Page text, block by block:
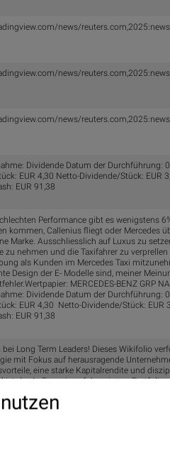
news/
news/
news/
Dividende Datum der Durchführung:
EUR 4,30 Netto-Dividende/Stück: EUR
EUR 91,38
Performance gibt es wenigstens
kommen, Callenius fliegt oder Mercedes
Marke. Ausschliesslich auf Luxus zu
zu nehmen und die Taxifahrer zu
als Kunden im Mercedes Taxi
Design der E- Modelle sind, meiner
MERCEDES-BENZ GRP
Dividende Datum der Durchführung:
EUR 4,30 Netto-Dividende/Stück: EUR
EUR 91,38
Long Term Leaders! Dieses Wikifolio
mit Fokus auf herausragende
eine starke Kapitalrendite und
ist der Aufbau eines fokussierten
kontinuierlich zu steigern. Die Top-10
ausmachen, wobei die fünf stärksten